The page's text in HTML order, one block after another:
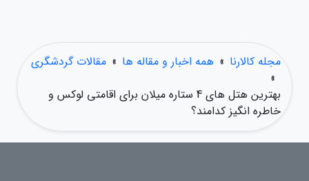
مجله کالارنا » همه اخبار و مقاله ها » مقالات گردشگری
»
بهترین هتل های 4 ستاره میلان برای اقامتی لوکس و
خاطره انگیز کدامند؟